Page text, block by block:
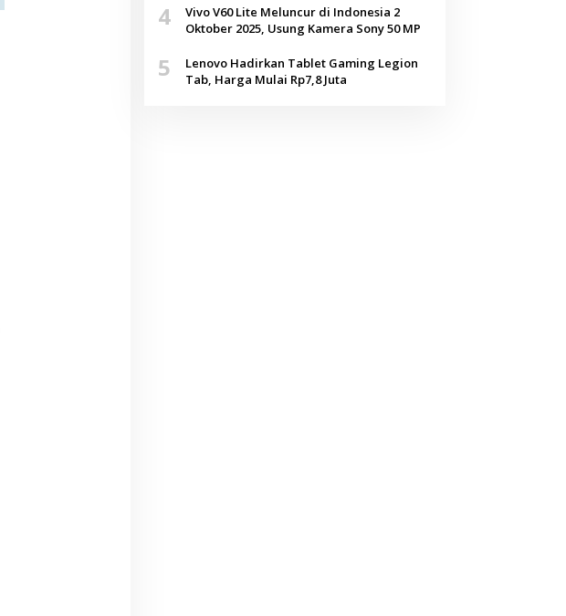
4
Vivo V60 Lite Meluncur di Indonesia 2
Oktober 2025, Usung Kamera Sony 50 MP
5
Lenovo Hadirkan Tablet Gaming Legion
Tab, Harga Mulai Rp7,8 Juta